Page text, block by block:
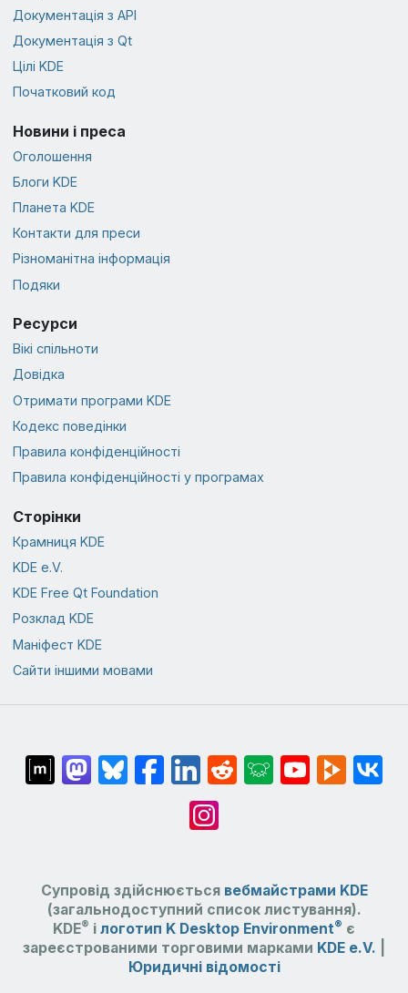
Документація з API
Документація з Qt
Цілі KDE
Початковий код
Новини і преса
Оголошення
Блоги KDE
Планета KDE
Контакти для преси
Різноманітна інформація
Подяки
Ресурси
Вікі спільноти
Довідка
Отримати програми KDE
Кодекс поведінки
Правила конфіденційності
Правила конфіденційності у програмах
Сторінки
Крамниця KDE
KDE e.V.
KDE Free Qt Foundation
Розклад KDE
Маніфест KDE
Сайти іншими мовами
Супровід здійснюється вебмайстрами KDE
(загальнодоступний список листування).
KDE® і логотип K Desktop Environment® є
зареєстрованими торговими марками KDE e.V.
Юридичні відомості